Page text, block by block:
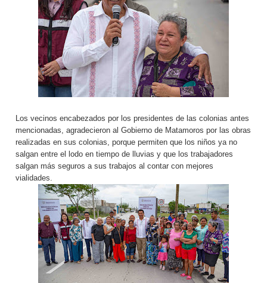
Los vecinos encabezados por los presidentes de las colonias antes
mencionadas, agradecieron al Gobierno de Matamoros por las obras
realizadas en sus colonias, porque permiten que los niños ya no
salgan entre el lodo en tiempo de lluvias y que los trabajadores
salgan más seguros a sus trabajos al contar con mejores
vialidades.